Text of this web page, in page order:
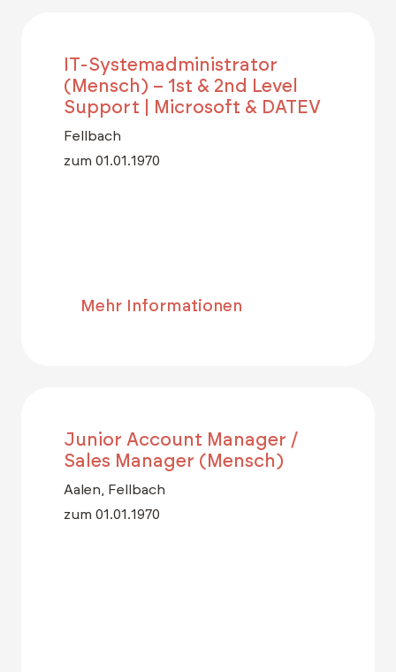
IT-Systemadministrator
(Mensch) – 1st & 2nd Level
Support | Microsoft & DATEV
Fellbach
zum 01.01.1970
Mehr Informationen
Junior Account Manager /
Sales Manager (Mensch)
Aalen, Fellbach
zum 01.01.1970